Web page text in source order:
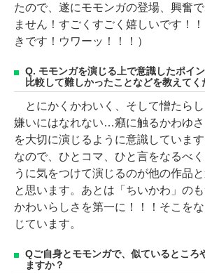
たので、遂にモモンガの登場、興奮
ません！すごくすごく嬉しいです！
きです！ウワーッ！！！）
Q. モモンガを演じる上で意識したポイ
比較して難しかったことなどを教えてく
とにかくかわいく、そして憎たら
嫌いにはなれない…癪に触るかわゆ
を大切に演じるように意識していま
なので、ひとコマ、ひと言をなるべ
うに気をつけて演じるのが他の作品
と思います。あとは「ちいかわ」のも
かわいらしさを第一に！！！そこを
じています。
Qご自身とモモンガで、似ているところ
ますか？